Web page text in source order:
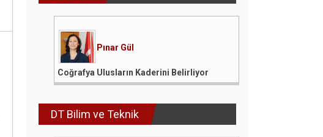
Pınar Gül
Coğrafya Ulusların Kaderini Belirliyor
DT Bilim ve Teknik